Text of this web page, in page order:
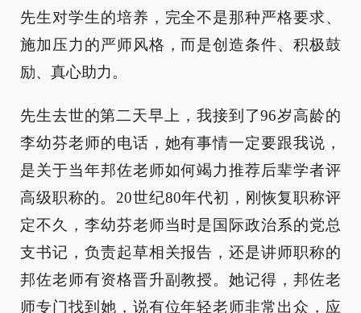
先生对学生的培养，完全不是那种严格要求、
施加压力的严师风格，而是创造条件、积极鼓
励、真心助力。
先生去世的第二天早上，我接到了96岁高龄的
李幼芬老师的电话，她有事情一定要跟我说，
是关于当年邦佐老师如何竭力推荐后辈学者评
高级职称的。20世纪80年代初，刚恢复职称评
定不久，李幼芬老师当时是国际政治系的党总
支书记，负责起草相关报告，还是讲师职称的
邦佐老师有资格晋升副教授。她记得，邦佐老
师专门找到她，说有位年轻老师非常出众，应